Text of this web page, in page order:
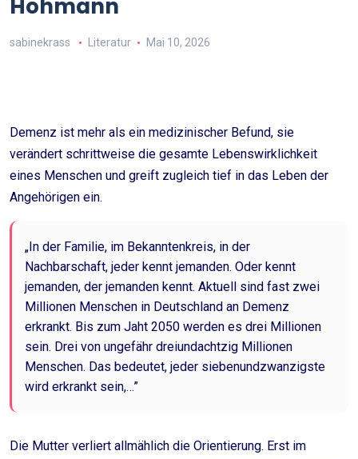
Hohmann
sabinekrass Literatur Mai 10, 2026
Demenz ist mehr als ein medizinischer Befund, sie
verändert schrittweise die gesamte Lebenswirklichkeit
eines Menschen und greift zugleich tief in das Leben der
Angehörigen ein.
„In der Familie, im Bekanntenkreis, in der
Nachbarschaft, jeder kennt jemanden. Oder kennt
jemanden, der jemanden kennt. Aktuell sind fast zwei
Millionen Menschen in Deutschland an Demenz
erkrankt. Bis zum Jaht 2050 werden es drei Millionen
sein. Drei von ungefähr dreiundachtzig Millionen
Menschen. Das bedeutet, jeder siebenundzwanzigste
wird erkrankt sein,…”
Die Mutter verliert allmählich die Orientierung. Erst im